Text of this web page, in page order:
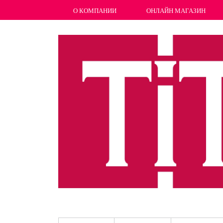
О КОМПАНИИ ОНЛАЙН МАГАЗИН